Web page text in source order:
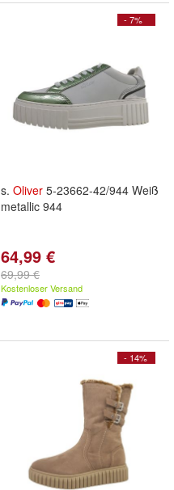
- 7%
s. Oliver 5-23662-42/944 Weiß
metallic 944
64,99 €
69,99 €
Kostenloser Versand
- 14%